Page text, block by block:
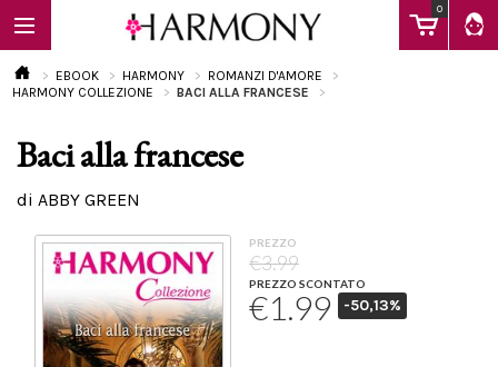
0
EBOOK
Calendario
EBOOK HARMONY
ROMANZI D'AMORE
HARMONY COLLEZIONE
BACI ALLA FRANCESE
Baci alla francese
di ABBY GREEN
PREZZO
€3.99
PREZZO SCONTATO
€1.99 -50,13%